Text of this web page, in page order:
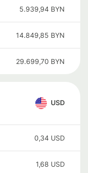
5.939,94 BYN
14.849,85 BYN
29.699,70 BYN
USD
0,34 USD
1,68 USD